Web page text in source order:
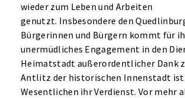
wieder zum Leben und Arbeiten
genutzt. Insbesondere den
Bürgerinnen und Bürgern kommt für
unermüdliches Engagement in den
Heimatstadt außerordentlicher Dank
Antlitz der historischen Innenstadt
Wesentlichen ihr Verdienst. Vor mehr